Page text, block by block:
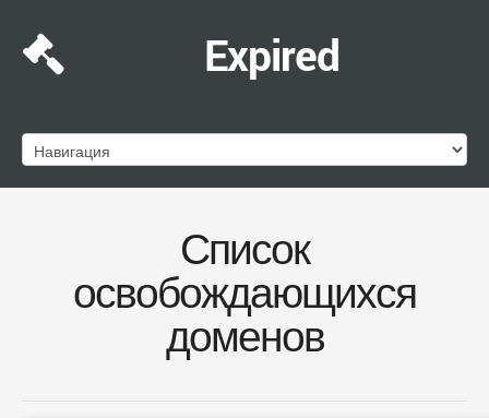
Expired
Список
освобождающихся
доменов